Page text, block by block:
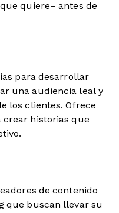
quiere– antes de
para desarrollar
una audiencia leal y
los clientes. Ofrece
crear historias que
de contenido
que buscan llevar su